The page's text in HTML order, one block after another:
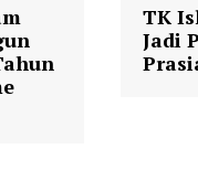
TK
Jadi